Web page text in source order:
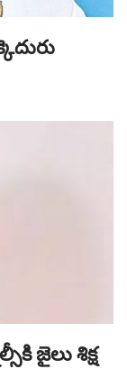
జైలు శిక్ష